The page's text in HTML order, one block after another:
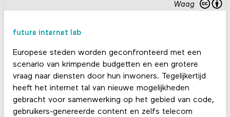
Waag
future internet lab
Europese steden worden geconfronteerd met een
scenario van krimpende budgetten en een grotere
vraag naar diensten door hun inwoners. Tegelijkertijd
heeft het internet tal van nieuwe mogelijkheden
gebracht voor samenwerking op het gebied van code,
gebruikers-genereerde content en zelfs telecom